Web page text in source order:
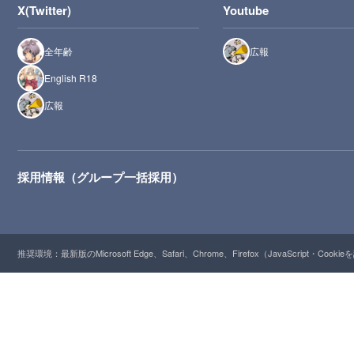
X(Twitter)
全年齢
English R18
広報
Youtube
広報
採用情報（グループ一括採用）
推奨環境：最新版のMicrosoft Edge、Safari、Chrome、Firefox（JavaScript・Cookie